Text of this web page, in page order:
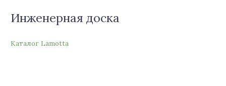
Инженерная доска
Каталог Lamotta